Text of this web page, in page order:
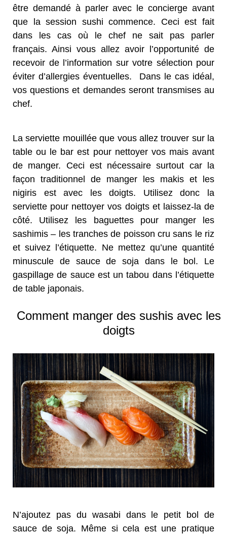
être demandé à parler avec le concierge avant
que la session sushi commence. Ceci est fait
dans les cas où le chef ne sait pas parler
français. Ainsi vous allez avoir l’opportunité de
recevoir de l’information sur votre sélection pour
éviter d’allergies éventuelles. Dans le cas idéal,
vos questions et demandes seront transmises au
chef.
La serviette mouillée que vous allez trouver sur la
table ou le bar est pour nettoyer vos mais avant
de manger. Ceci est nécessaire surtout car la
façon traditionnel de manger les makis et les
nigiris est avec les doigts. Utilisez donc la
serviette pour nettoyer vos doigts et laissez-la de
côté. Utilisez les baguettes pour manger les
sashimis – les tranches de poisson cru sans le riz
et suivez l’étiquette. Ne mettez qu’une quantité
minuscule de sauce de soja dans le bol. Le
gaspillage de sauce est un tabou dans l’étiquette
de table japonais.
Comment manger des sushis avec les
doigts
N’ajoutez pas du wasabi dans le petit bol de
sauce de soja. Même si cela est une pratique